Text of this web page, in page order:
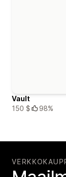
Vault
150 $
98%